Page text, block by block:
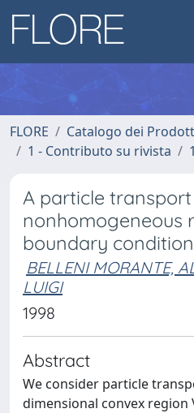
FLORE
Catalogo dei
1 - Contributo su rivista
A particle
nonhomogeneous
boundary
BELLENI MORANTE,
LUIGI
1998
Abstract
We consider particle
dimensional convex region